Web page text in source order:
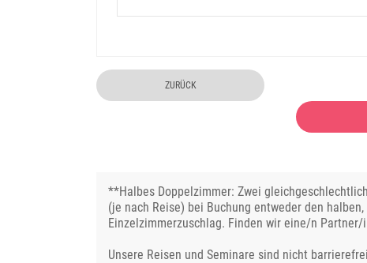
ZURÜCK
**Halbes Doppelzimmer: Zwei
(je nach Reise) bei Buchung entweder den
Einzelzimmerzuschlag. Finden wir eine/n
Unsere Reisen und Seminare sind nicht